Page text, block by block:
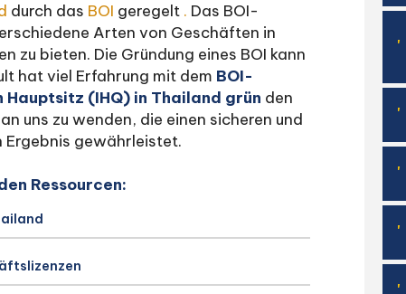
durch das BOI geregelt . Das BOI-
Arten von Geschäften in
zu bieten. Die Gründung eines BOI kann
hat viel Erfahrung mit dem BOI-
(IHQ) in Thailand grün den
uns zu wenden, die einen sicheren und
gewährleistet.
Ressourcen:
'
'
'
'